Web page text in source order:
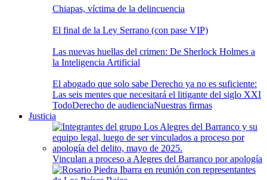
Chiapas, víctima de la delincuencia
El final de la Ley Serrano (con pase VIP)
Las nuevas huellas del crimen: De Sherlock Holmes a
la Inteligencia Artificial
El abogado que solo sabe Derecho ya no es suficiente:
Las seis mentes que necesitará el litigante del siglo XXI
TodoDerecho de audienciaNuestras firmas
Justicia
Vinculan a proceso a Alegres del Barranco por apología